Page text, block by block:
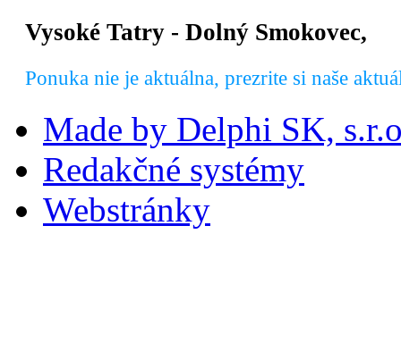
Vysoké Tatry - Dolný Smokovec,
Ponuka nie je aktuálna, prezrite si naše
Made by Delphi SK,
Redakčné systémy
Webstránky